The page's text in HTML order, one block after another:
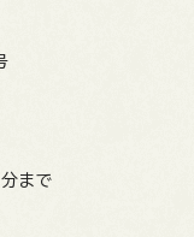
まで